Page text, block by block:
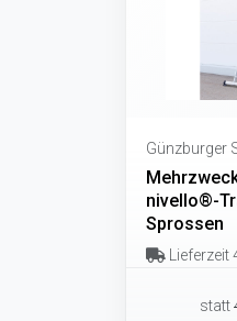
Günzburger
nivello®-
Sprossen
Lieferzeit
statt